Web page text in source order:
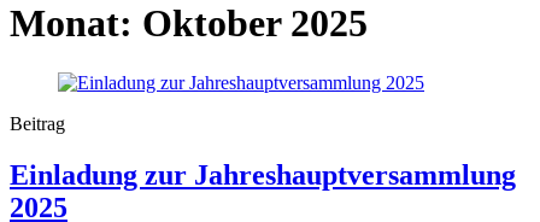
Monat: Oktober 2025
Beitrag
Einladung zur Jahreshauptversammlung
2025